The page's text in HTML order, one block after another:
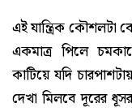
এই যান্ত্রিক কৌশলটা
একমাত্র পিলে
কাটিয়ে যদি
দেখা মিলবে দূরের